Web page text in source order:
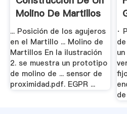
Molino De Martillos
.
... Posición de los agujeros
en el Martillo ... Molino de
Martillos En la ilustración
2. se muestra un prototipo
de molino de ... sensor de
proximidad.pdf. EGPR ...
·
de